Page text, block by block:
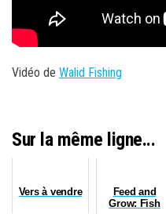
Vidéo de Walid Fishing
Sur la même ligne...
Vers à vendre
Feed and
Grow: Fish